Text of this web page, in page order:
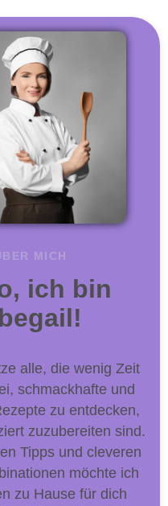
MICH
ich bin
alle, die wenig Zeit
schmackhafte und
zu entdecken,
zuzubereiten sind.
Tipps und cleveren
möchte ich
zu Hause für dich